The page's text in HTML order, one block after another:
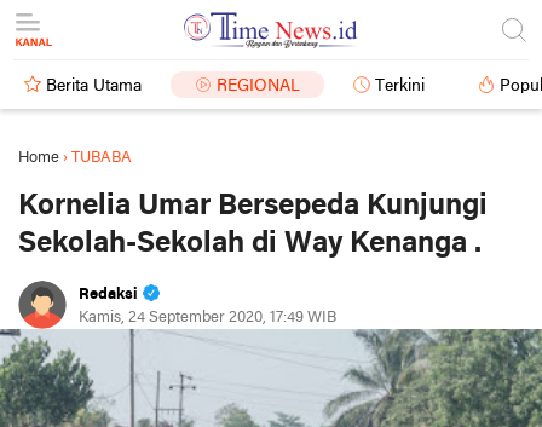
Berita Utama REGIONAL Terkini
Home › TUBABA
Kornelia Umar Bersepeda Kunjungi
Sekolah-Sekolah di Way Kenanga .
Redaksi
Kamis, 24 September 2020, 17:49 WIB